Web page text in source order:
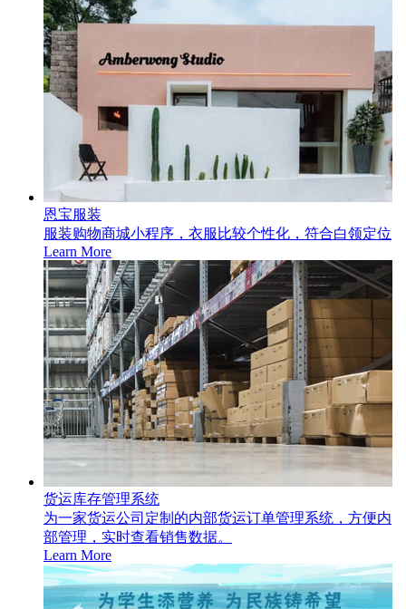
恩宝服装
服装购物商城小程序，衣服比较个性化，符合白领定位
Learn More
货运库存管理系统
为一家货运公司定制的内部货运订单管理系统，方便内
部管理，实时查看销售数据。
Learn More